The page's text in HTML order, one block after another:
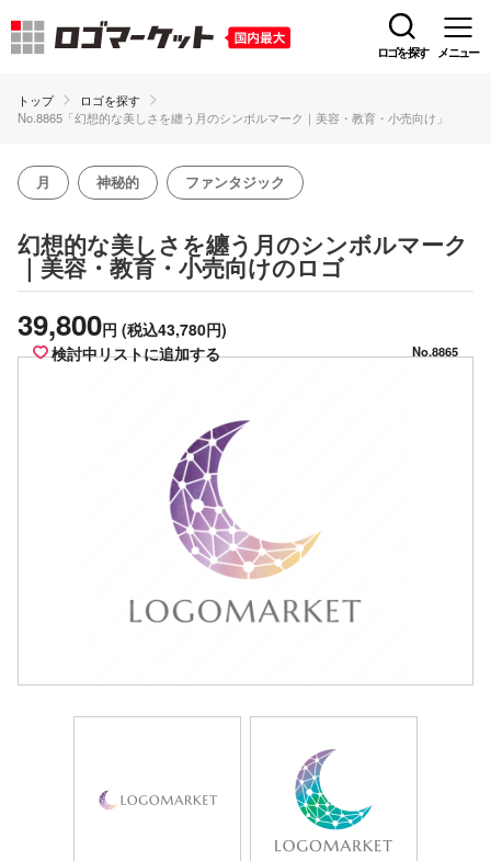
ロゴを探す メニュー
トップ
ロゴを探す
No.8865「幻想的な美しさを纏う月のシンボルマーク｜美容・教育・小売向け」
月 神秘的 ファンタジック
幻想的な美しさを纏う月のシンボルマーク
｜美容・教育・小売向けのロゴ
39,800円 (税込43,780円)
検討中リストに追加する
No.8865